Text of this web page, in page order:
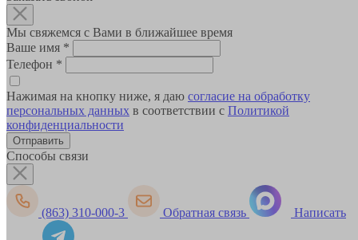
Мы свяжемся с Вами в ближайшее время
Ваше имя *
Телефон *
Нажимая на кнопку ниже, я даю согласие на обработку
персональных данных в соответствии с Политикой
конфиденциальности
Способы связи
(863) 310-000-3 Обратная связь Написать